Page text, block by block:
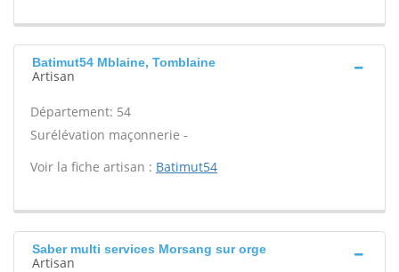
Batimut54 Mblaine, Tomblaine
Artisan
Département: 54
Surélévation maçonnerie -
Voir la fiche artisan : Batimut54
Saber multi services Morsang sur orge
Artisan